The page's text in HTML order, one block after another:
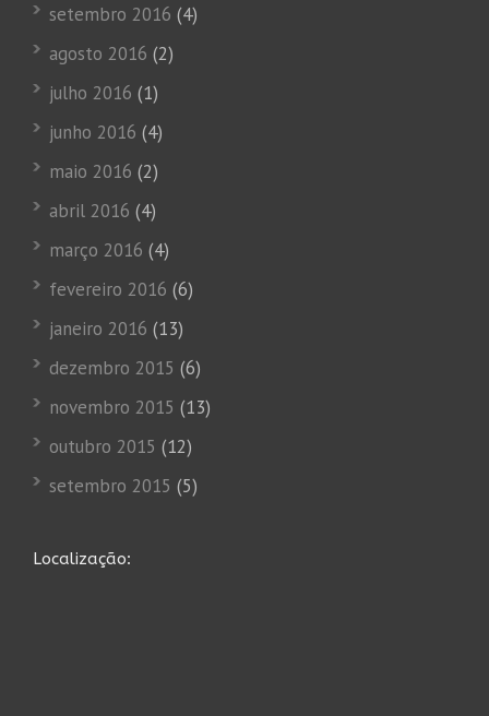
setembro 2016 (4)
agosto 2016 (2)
julho 2016 (1)
junho 2016 (4)
maio 2016 (2)
abril 2016 (4)
março 2016 (4)
fevereiro 2016 (6)
janeiro 2016 (13)
dezembro 2015 (6)
novembro 2015 (13)
outubro 2015 (12)
setembro 2015 (5)
Localização: